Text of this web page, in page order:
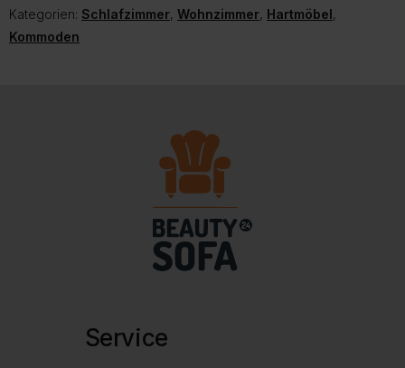
Kategorien: Schlafzimmer, Wohnzimmer, Hartmöbel,
Kommoden
Service